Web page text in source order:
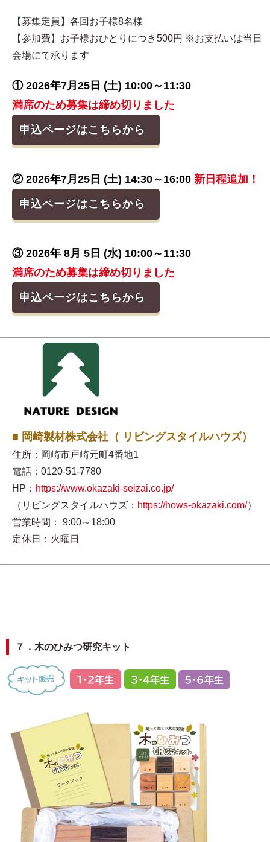
【募集定員】各回お子様8名様
【参加費】お子様おひとりにつき500円 ※お支払いは当日
会場にて承ります
① 2026年7月25日 (土) 10:00～11:30
満席のため募集は締め切りました
申込ページはこちらから
② 2026年7月25日 (土) 14:30～16:00 新日程追加！
申込ページはこちらから
③ 2026年 8月 5日 (水) 10:00～11:30
満席のため募集は締め切りました
申込ページはこちらから
■ 岡崎製材株式会社（ リビングスタイルハウズ）
住所：岡崎市戸崎元町4番地1
電話：0120-51-7780
HP： https://www.okazaki-seizai.co.jp/
（リビングスタイルハウズ： https://hows-okazaki.com/）
営業時間： 9:00～18:00
定休日：火曜日
７．木のひみつ研究キット